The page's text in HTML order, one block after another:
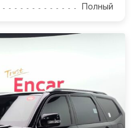
Полный